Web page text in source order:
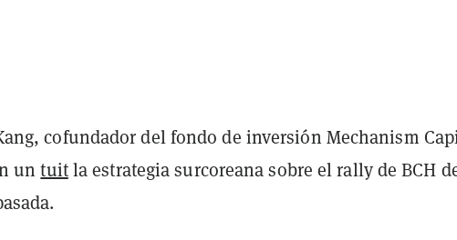
cofundador del fondo de inversión Mechanism
untuitla estrategia surcoreana sobre el rally de BCH